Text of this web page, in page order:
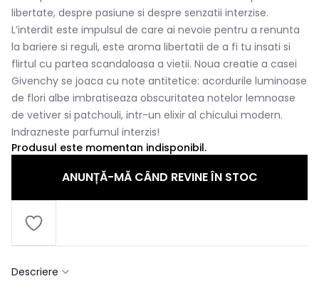
libertate, despre pasiune si despre senzatii interzise.
L’interdit este impulsul de care ai nevoie pentru a renunta
la bariere si reguli, este aroma libertatii de a fi tu insati si
flirtul cu partea scandaloasa a vietii. Noua creatie a casei
Givenchy se joaca cu note antitetice: acordurile luminoase
de flori albe imbratiseaza obscuritatea notelor lemnoase
de vetiver si patchouli, intr-un elixir al chicului modern.
Indrazneste parfumul interzis!
Produsul este momentan indisponibil.
ANUNȚĂ-MĂ CÂND REVINE ÎN STOC
Descriere